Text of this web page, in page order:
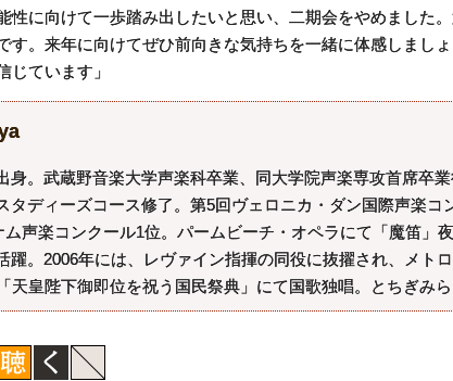
性に向けて一歩踏み出したいと思い、二期会をやめました
す。来年に向けてぜひ前向きな気持ちを一緒に体感しまし
じています」
身。武蔵野音楽大学声楽科卒業、同大学院声楽専攻首席卒
タディーズコース修了。第5回ヴェロニカ・ダン国際声楽コ
ム声楽コンクール1位。パームビーチ・オペラにて「魔笛」
躍。2006年には、レヴァイン指揮の同役に抜擢され、メト
天皇陛下御即位を祝う国民祭典」にて国歌独唱。とちぎみ